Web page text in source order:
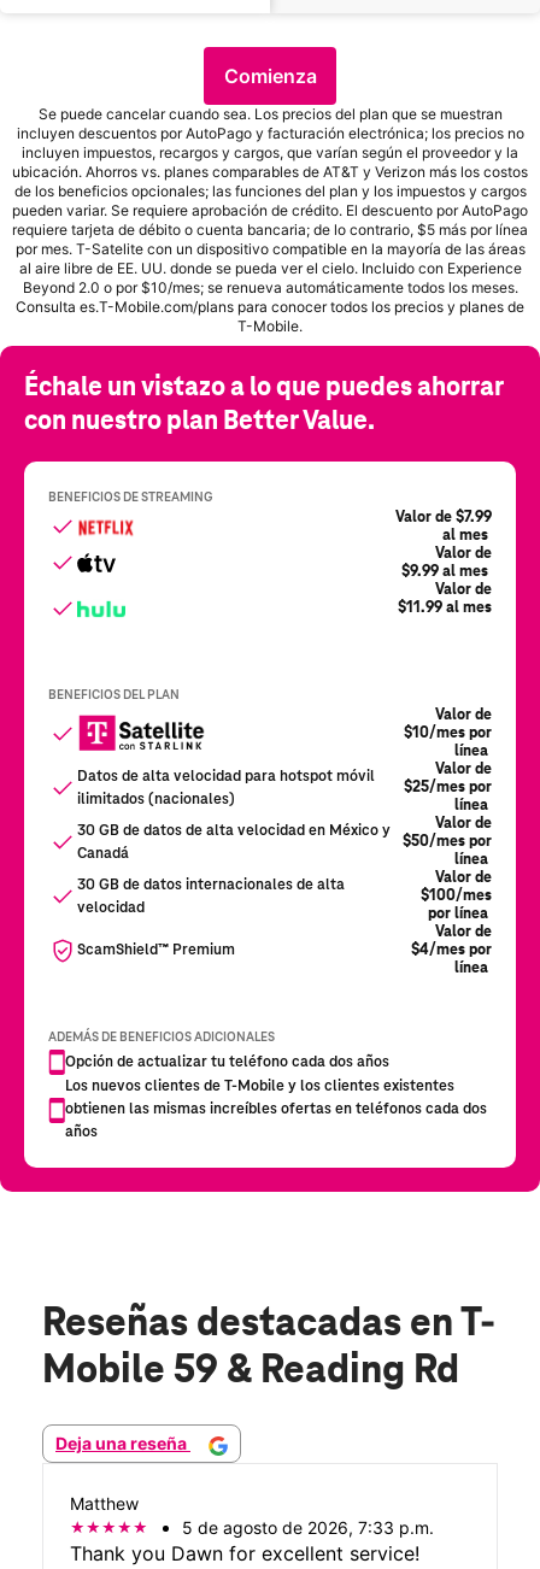
Reseñas destacadas en T-
Mobile 59 & Reading Rd
Deja una reseña
Matthew
5 de agosto de 2026, 7:33 p.m.
Thank you Dawn for excellent service!